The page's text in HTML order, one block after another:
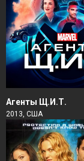
Агенты Щ.И.Т.
2013, США